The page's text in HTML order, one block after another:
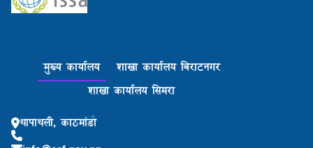
मुख्य कार्यालय
शाखा कार्यालय बिराटनगर
शाखा कार्यालय सिमरा
थापाथली, काठमांडौ